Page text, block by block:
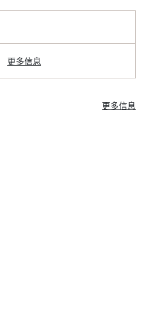
更多信息
更多信息